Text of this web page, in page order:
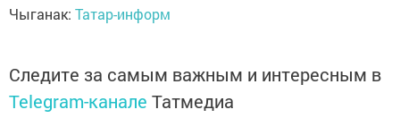
Чыганак: Татар-информ
Следите за самым важным и интересным в
Telegram-канале Татмедиа